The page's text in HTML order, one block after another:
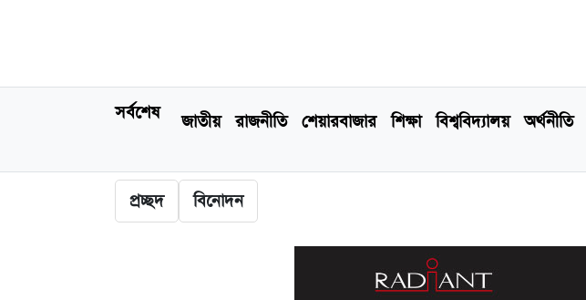
সর্বশেষ জাতীয় রাজনীতি শেয়ারবাজার শিক্ষা বিশ্ববিদ্যালয় অর্থনীতি
প্রচ্ছদ বিনোদন